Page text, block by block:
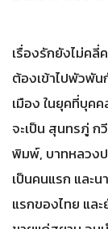
เรื่องรักยังไม่คลี่
ต้องเข้าไปพัวพั
เมือง ในยุคที่บุค
จะเป็น สุนทรภู่ ก
พิมพ์, บาทหลวงป
เป็นคนแรก และ
แรกของไทย และ